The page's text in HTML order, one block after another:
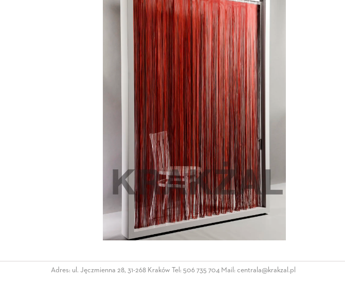
Adres: ul. Jęczmienna 28, 31-268 Kraków Tel: 506 735 704Mail: centrala@krakzal.pl